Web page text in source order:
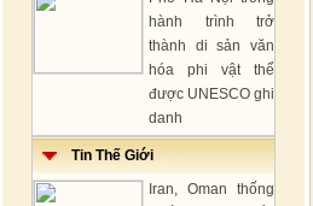
hành trình trở
thành di sản văn
hóa phi vật thể
được UNESCO ghi
danh
Tin Thế Giới
Iran, Oman thống